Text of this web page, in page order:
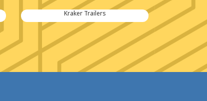
Kraker Trailers